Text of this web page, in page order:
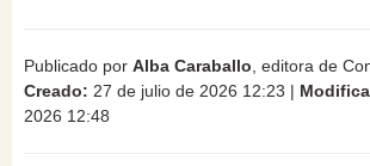
Publicado por Alba Caraballo , editora de
Creado: 27 de julio de 2026 12:23 |
2026 12:48